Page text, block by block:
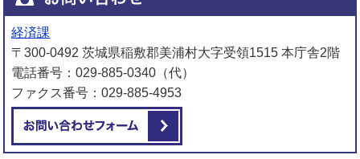
経済課
〒300-0492 茨城県稲敷郡美浦村大字受領1515 本庁舎2階
電話番号：029-885-0340（代）
ファクス番号：029-885-4953